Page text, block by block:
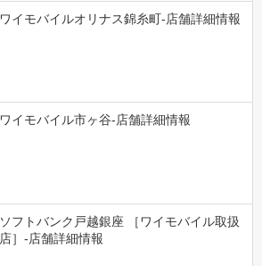
ワイモバイルオリナス錦糸町-店舗詳細情報
ワイモバイル市ヶ谷-店舗詳細情報
ソフトバンク戸越銀座 ［ワイモバイル取扱
店］-店舗詳細情報